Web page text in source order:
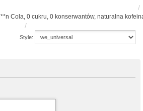
Cola, 0 cukru, 0 konserwantów, naturalna
Style: